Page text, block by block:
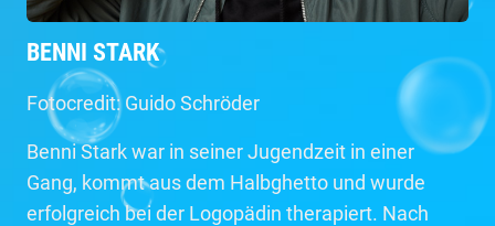
BENNI STARK
Fotocredit: Guido Schröder
Benni Stark war in seiner Jugendzeit in einer
Gang, kommt aus dem Halbghetto und wurde
erfolgreich bei der Logopädin therapiert. Nach